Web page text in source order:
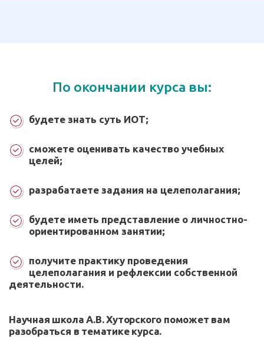
По окончании курса вы:
будете знать суть ИОТ;
сможете оценивать качество учебных
целей;
разрабатаете задания на целеполагания;
будете иметь представление о личностно-
ориентированном занятии;
получите практику проведения
целеполагания и рефлексии собственной
деятельности.
Научная школа А.В. Хуторского поможет вам
разобраться в тематике курса.